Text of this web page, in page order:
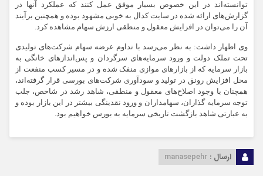
توانسته‌اند در این خصوص بسیار موفق عمل کنند که عملکرد آنها در
گزارش‌های ارائه شده در سایت کدال به خوبی مشهود بوده و همچنین برآیند
آن را می‌توان در افزایش معقول و منطقی ارزش سهام مشاهده کرد.
وی اظهار داشت: به نظر می‌رسد با تداوم عرضه سهام شرکت‌های تولیدی
تحت تملک دولت و ورود سرمایه‌های سرگردان و پس‌اندازهای خانگی به
بازار سرمایه که از بازارهای موازی منفک شده و در مسیر کسب منفعت از
محل افزایش رونق در تولید و سودآوری شرکت‌های بورسی قرار گرفته‌اند،
همچنان با وجود اصلاح‌های معقول و منطقی، شاهد رشد در شاخص، جلب
توجه سرمایه گذاران، سهامداران و ورود نقدینگی بیشتر در این بازار بوده و
به عبارتی شاهد بازگشت تاریخی سرمایه به بورس خواهیم بود.
ارسال : manasepehr